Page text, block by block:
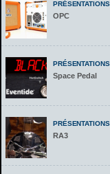
OPC
Space Pedal
RA3